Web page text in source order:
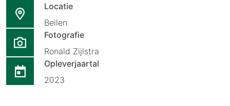
Locatie
Beilen
Fotografie
Ronald Zijlstra
Opleverjaartal
2023